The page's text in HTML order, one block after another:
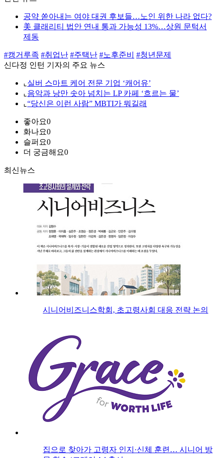
공약 쏟아내는 여야 대권 후보들…노인 위한 나라 없다?
美 클래리티 법안 연내 통과 가능성 13%…상원 문턱서
제동
#캥거루족 #취업난 #주택난 #노후준비
#청년문제
신다정 인턴 기자의 주요 뉴스
⌞ 실버 스마트 케어 전문 기업 ‘캐어유’
⌞ 음악과 낭만 솟아 넘치는 LP 카페 ‘흐르는 물’
⌞ “당신은 이런 사람” MBTI가 뭐길래
좋아요0
화나요0
슬퍼요0
더 궁금해요0
최신뉴스
시니어비즈니스학회, 초고령사회 대응 전략 논의
집으로 찾아가 고령자 인지·신체 훈련… 시니어 방